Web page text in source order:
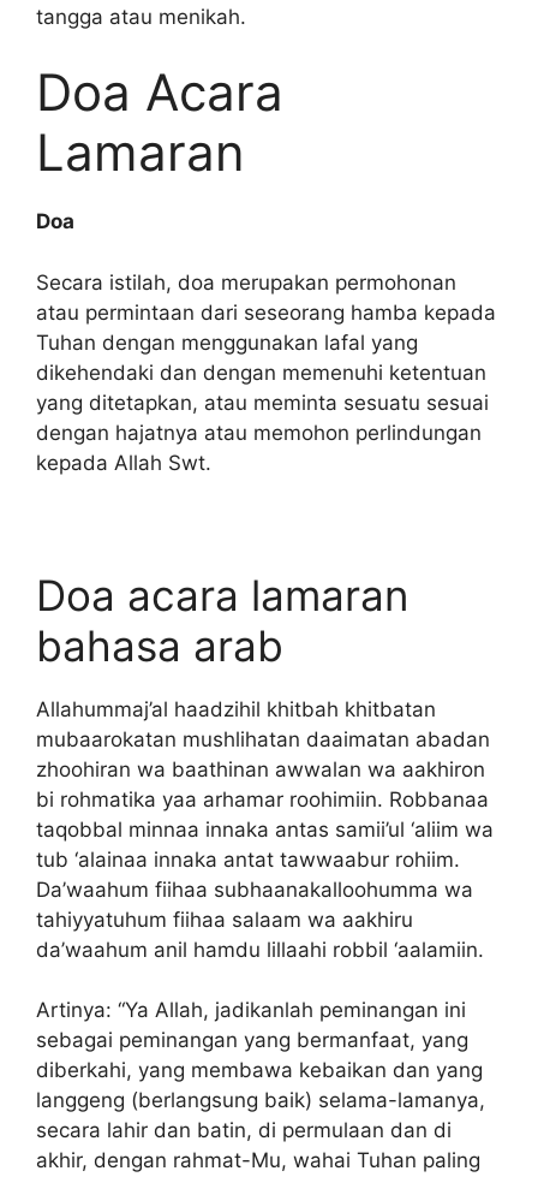
tangga atau menikah.
Doa Acara
Lamaran
Doa
Secara istilah, doa merupakan permohonan
atau permintaan dari seseorang hamba kepada
Tuhan dengan menggunakan lafal yang
dikehendaki dan dengan memenuhi ketentuan
yang ditetapkan, atau meminta sesuatu sesuai
dengan hajatnya atau memohon perlindungan
kepada Allah Swt.
Doa acara lamaran
bahasa arab
Allahummaj’al haadzihil khitbah khitbatan
mubaarokatan mushlihatan daaimatan abadan
zhoohiran wa baathinan awwalan wa aakhiron
bi rohmatika yaa arhamar roohimiin. Robbanaa
taqobbal minnaa innaka antas samii’ul ‘aliim wa
tub ‘alainaa innaka antat tawwaabur rohiim.
Da’waahum fiihaa subhaanakalloohumma wa
tahiyyatuhum fiihaa salaam wa aakhiru
da’waahum anil hamdu lillaahi robbil ‘aalamiin.
Artinya: “Ya Allah, jadikanlah peminangan ini
sebagai peminangan yang bermanfaat, yang
diberkahi, yang membawa kebaikan dan yang
langgeng (berlangsung baik) selama-lamanya,
secara lahir dan batin, di permulaan dan di
akhir, dengan rahmat-Mu, wahai Tuhan paling